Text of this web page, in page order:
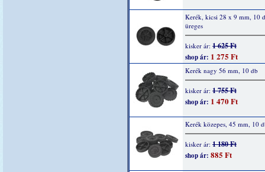
Kerék, kicsi 28 x 9 mm, 10
üreges
kisker ár: 1 625 Ft
shop ár: 1 275 Ft
Kerék nagy 56 mm, 10 db
kisker ár: 1 755 Ft
shop ár: 1 470 Ft
Kerék közepes, 45 mm, 10
kisker ár: 1 180 Ft
shop ár: 885 Ft